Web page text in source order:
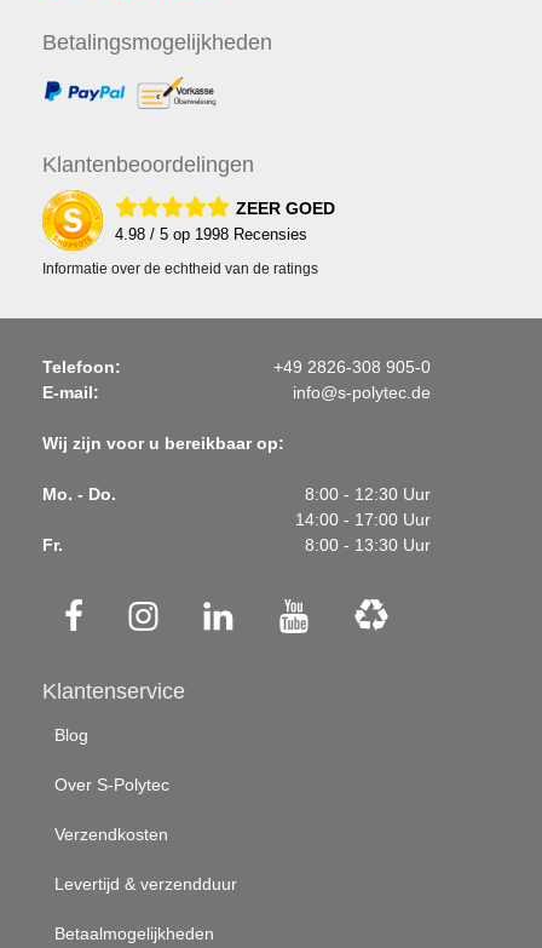
Betalingsmogelijkheden
Klantenbeoordelingen
ZEER GOED
4.98 / 5 op 1998 Recensies
Informatie over de echtheid van de ratings
Telefoon:
+49 2826-308 905-0
E-mail:
info@s-polytec.de
Wij zijn voor u bereikbaar op:
Mo. - Do.
8:00 - 12:30 Uur
14:00 - 17:00 Uur
Fr.
8:00 - 13:30 Uur
Klantenservice
Blog
Over S-Polytec
Verzendkosten
Levertijd & verzendduur
Betaalmogelijkheden